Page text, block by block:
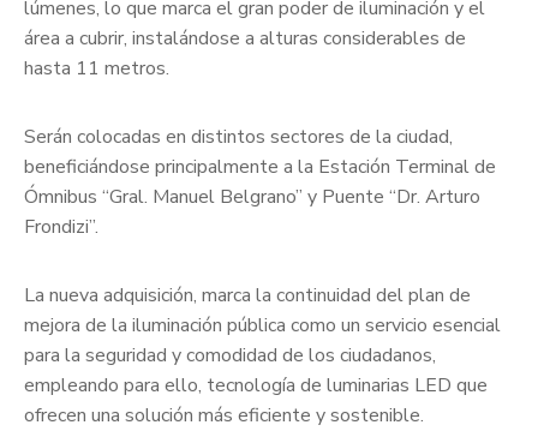
lúmenes, lo que marca el gran poder de iluminación y el
área a cubrir, instalándose a alturas considerables de
hasta 11 metros.
Serán colocadas en distintos sectores de la ciudad,
beneficiándose principalmente a la Estación Terminal de
Ómnibus “Gral. Manuel Belgrano” y Puente “Dr. Arturo
Frondizi”.
La nueva adquisición, marca la continuidad del plan de
mejora de la iluminación pública como un servicio esencial
para la seguridad y comodidad de los ciudadanos,
empleando para ello, tecnología de luminarias LED que
ofrecen una solución más eficiente y sostenible.